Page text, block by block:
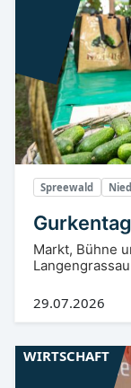
Spreewald
Markt, Bühne
29.07.2026
WIRTSCHAFT